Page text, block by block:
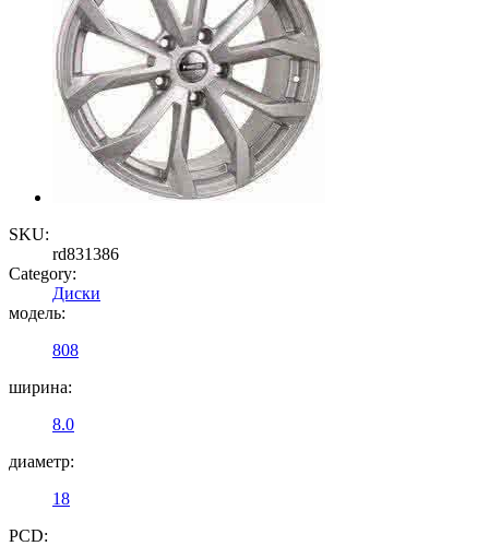
SKU:
rd831386
Category:
Диски
модель:
808
ширина:
8.0
диаметр:
18
PCD: